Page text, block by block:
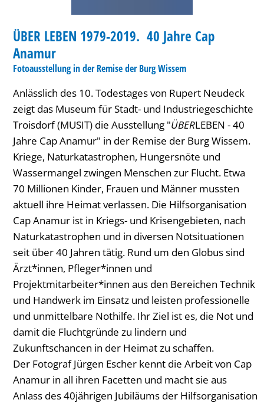
Cap
Anamur
KATEGORIE: AUSSTELLUNG
ÜBER LEBEN 1979-2019. 40 Jahre Cap
Anamur
Fotoausstellung in der Remise der Burg Wissem
Anlässlich des 10. Todestages von Rupert Neudeck
zeigt das Museum für Stadt- und Industriegeschichte
Troisdorf (MUSIT) die Ausstellung "ÜBERLEBEN - 40
Jahre Cap Anamur" in der Remise der Burg Wissem.
Kriege, Naturkatastrophen, Hungersnöte und
Wassermangel zwingen Menschen zur Flucht. Etwa
70 Millionen Kinder, Frauen und Männer mussten
aktuell ihre Heimat verlassen. Die Hilfsorganisation
Cap Anamur ist in Kriegs- und Krisengebieten, nach
Naturkatastrophen und in diversen Notsituationen
seit über 40 Jahren tätig. Rund um den Globus sind
Ärzt*innen, Pfleger*innen und
Projektmitarbeiter*innen aus den Bereichen Technik
und Handwerk im Einsatz und leisten professionelle
und unmittelbare Nothilfe. Ihr Ziel ist es, die Not und
damit die Fluchtgründe zu lindern und
Zukunftschancen in der Heimat zu schaffen.
Der Fotograf Jürgen Escher kennt die Arbeit von Cap
Anamur in all ihren Facetten und macht sie aus
Anlass des 40jährigen Jubiläums der Hilfsorganisation